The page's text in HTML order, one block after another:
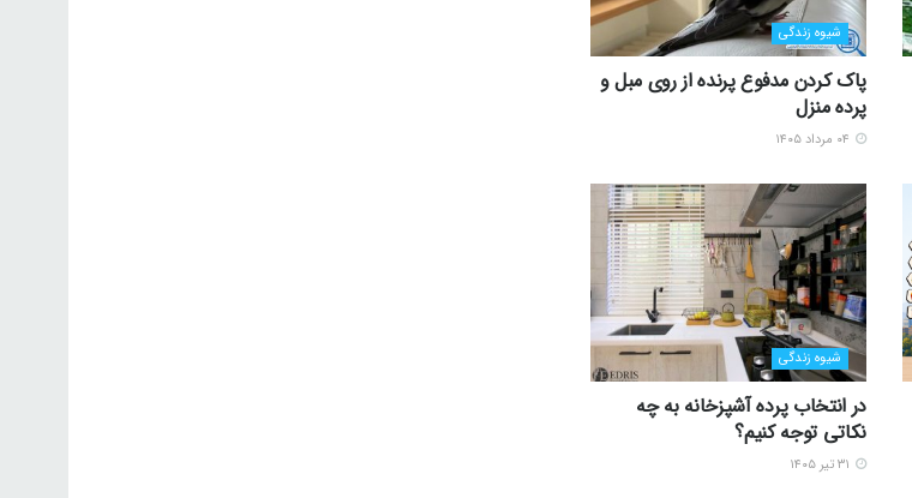
شیوه زندگی
پاک کردن مدفوع پرنده از روی مبل و
پرده منزل
شیوه زندگی
در انتخاب پرده آشپزخانه به چه
نکاتی توجه کنیم؟